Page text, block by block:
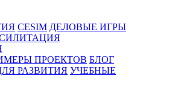
CESIM ДЕЛОВЫЕ ИГРЫ
ПРОЕКТОВ БЛОГ
РАЗВИТИЯ УЧЕБНЫЕ